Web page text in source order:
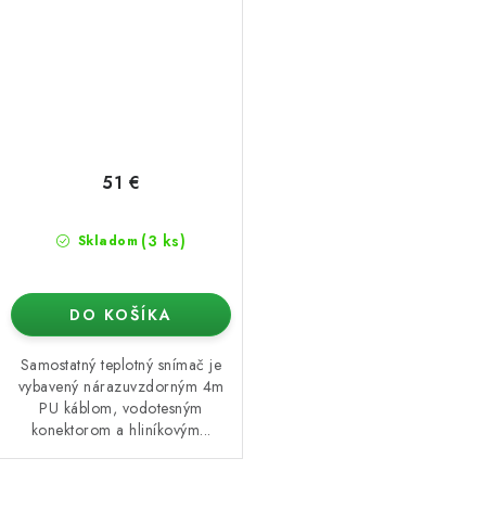
Skladom (3 ks)
51 €
DO KOŠÍKA
Samostatný teplotný snímač je
vybavený nárazuvzdorným 4m
PU káblom, vodotesným
konektorom a hliníkovým...